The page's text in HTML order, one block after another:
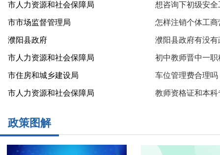
市人力资源和社会保障局 想咨询下初级安
市市场监督管理局 怎样注销个体工
濮阳县政府 濮阳县政府有没
市人力资源和社会保障局 初中教师晋中一
市住房和城乡建设局 车位管理费合理吗
市人力资源和社会保障局 教师资格证和本
政策图解